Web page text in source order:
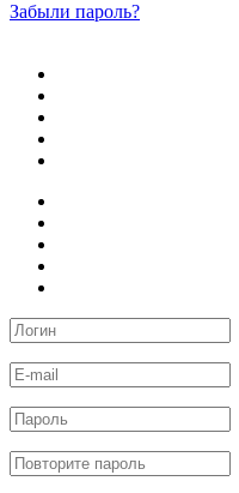
Забыли пароль?